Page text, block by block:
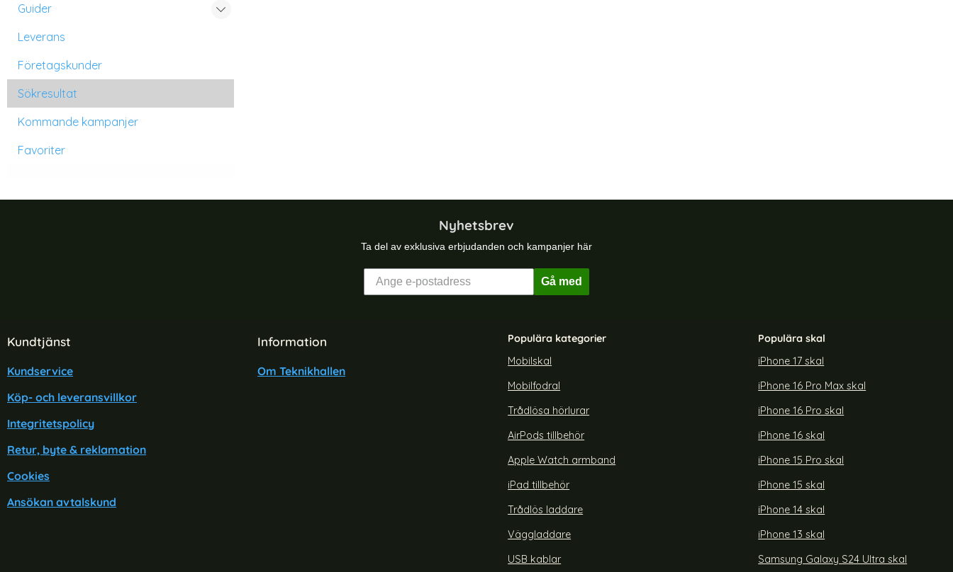
Guider
Leverans
Företagskunder
Sökresultat
Kommande kampanjer
Favoriter
Nyhetsbrev
Ta del av exklusiva erbjudanden och kampanjer här
Gå med
Sidfot Blandad info och länkar
Kundtjänst
Kundservice
Köp- och leveransvillkor
Integritetspolicy
Retur, byte & reklamation
Cookies
Ansökan avtalskund
Information
Om Teknikhallen
Populära kategorier
Mobilskal
Mobilfodral
Trådlösa hörlurar
AirPods tillbehör
Apple Watch armband
iPad tillbehör
Trådlös laddare
Väggladdare
USB kablar
Populära skal
iPhone 17 skal
iPhone 16 Pro Max skal
iPhone 16 Pro skal
iPhone 16 skal
iPhone 15 Pro skal
iPhone 15 skal
iPhone 14 skal
iPhone 13 skal
Samsung Galaxy S24 Ultra skal